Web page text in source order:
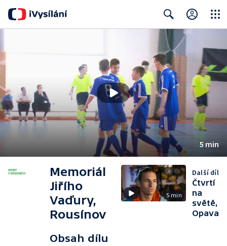
Search
5 min
Memoriál
Jiřího
Vaďury,
Rousínov
Obsah dílu
5 min
Další díl
Čtvrtí
na
světě,
Opava